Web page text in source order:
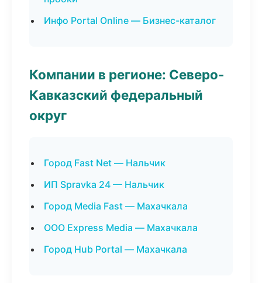
Инфо Portal Online — Бизнес-каталог
Компании в регионе: Северо-
Кавказский федеральный
округ
Город Fast Net — Нальчик
ИП Spravka 24 — Нальчик
Город Media Fast — Махачкала
ООО Express Media — Махачкала
Город Hub Portal — Махачкала